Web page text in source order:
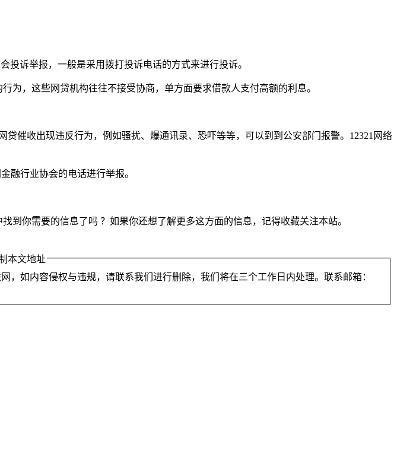
投诉举报，一般是采用拨打投诉电话的方式来进行投诉。
为，这些网贷机构往往不接受协商，单方面要求借款人支付高额的利息。
催收出现违反行为，例如骚扰、爆通讯录、恐吓等等，可以到到公安部门报警。12321网络
融行业协会的电话进行举报。
到你需要的信息了吗 ？如果你还想了解更多这方面的信息，记得收藏关注本站。
本文地址
，如内容侵权与违规，请联系我们进行删除，我们将在三个工作日内处理。联系邮箱：